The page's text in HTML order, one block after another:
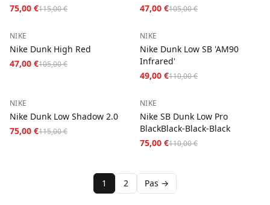
75,00 €115,00 €
47,00 €105,00 €
−55
NIKE
Nike Dunk High Red
47,00 €105,00 €
−55
NIKE
Nike Dunk Low SB 'AM90
Infrared'
49,00 €110,00 €
−35
NIKE
Nike Dunk Low Shadow 2.0
75,00 €115,00 €
−32
NIKE
Nike SB Dunk Low Pro
BlackBlack-Black-Black
75,00 €110,00 €
1 2 Pas →